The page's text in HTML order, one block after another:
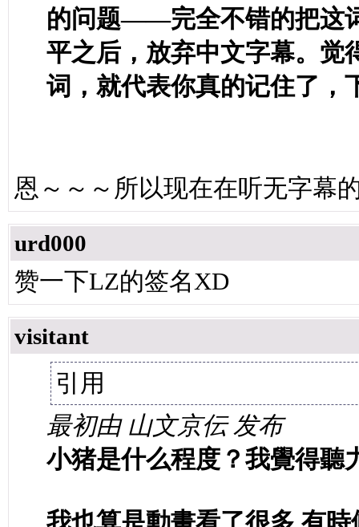
的问题——完全不错的把这
平之后，放弃中文字幕。觉
词，就代表你真的记住了，
恩～～～所以现在在听无字幕
urd000
赞一下LZ的签名XD
visitant
引用
最初由 山文京伝 发布
小猪是什么程度？我覺得聽